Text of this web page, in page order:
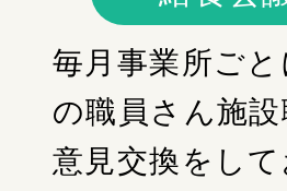
毎月事業所ごと
の職員さん施
意見交換をして